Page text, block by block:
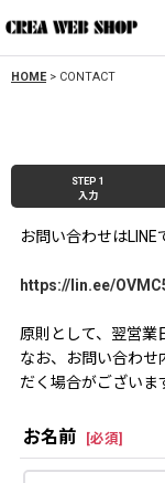
HOME > CONTACT
STEP 1
入力
お問い合わせはLINE
https://lin.ee/
原則として、翌営業
なお、お問い合わせ
だく場合がございま
お名前 [必須]